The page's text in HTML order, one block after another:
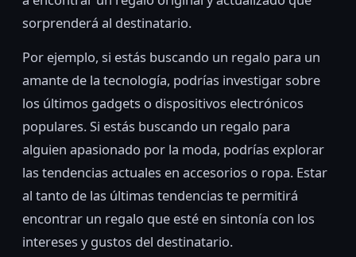
sorprenderá al destinatario.
Por ejemplo, si estás buscando un regalo para un
amante de la tecnología, podrías investigar sobre
los últimos gadgets o dispositivos electrónicos
populares. Si estás buscando un regalo para
alguien apasionado por la moda, podrías explorar
las tendencias actuales en accesorios o ropa. Estar
al tanto de las últimas tendencias te permitirá
encontrar un regalo que esté en sintonía con los
intereses y gustos del destinatario.